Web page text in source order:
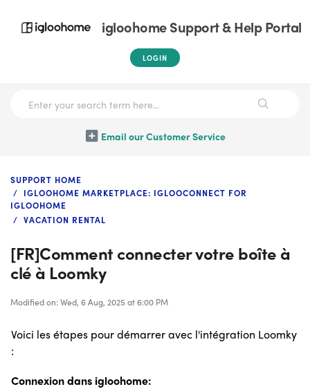
igloohome Support & Help Portal
LOGIN
Email our Customer Service
SUPPORT HOME
IGLOOHOME MARKETPLACE: IGLOOCONNECT FOR
IGLOOHOME
VACATION RENTAL
[FR]Comment connecter votre boîte à
clé à Loomky
Modified on: Wed, 6 Aug, 2025 at 6:00 PM
Voici les étapes pour démarrer avec l'intégration Loomky
:
Connexion dans igloohome: